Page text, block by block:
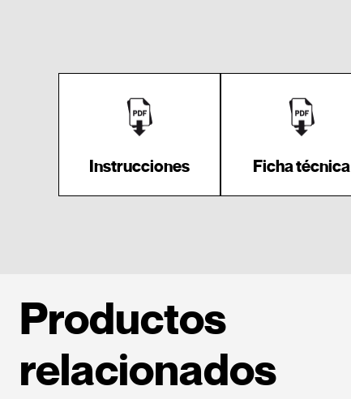
Instrucciones Ficha técnica
Productos
relacionados